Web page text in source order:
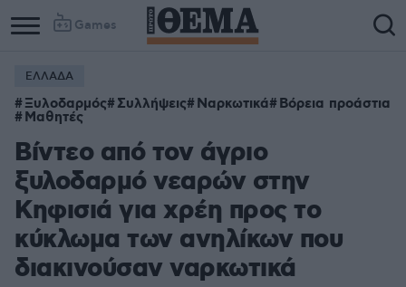
Games
ΕΛΛΑΔΑ
Ξυλοδαρμός Συλλήψεις Ναρκωτικά Βόρεια προάστια
Μαθητές
Βίντεο από τον άγριο
ξυλοδαρμό νεαρών στην
Κηφισιά για χρέη προς το
κύκλωμα των ανηλίκων που
διακινούσαν ναρκωτικά